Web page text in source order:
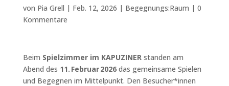
von Pia Grell | Feb. 12, 2026 | Begegnungs:Raum | 0
Kommentare
Beim Spielzimmer im KAPUZINERstanden am
Abend des 11. Februar 2026das gemeinsame Spielen
und Begegnen im Mittelpunkt. Den Besucher*innen